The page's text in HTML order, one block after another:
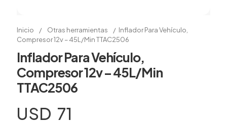
Inicio / Otras herramientas / Inflador Para Vehículo,
Compresor 12v – 45L/Min TTAC2506
Inflador Para Vehículo,
Compresor 12v – 45L/Min
TTAC2506
USD 71